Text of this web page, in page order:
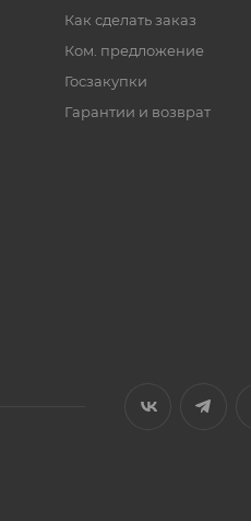
Как сделать заказ
Ком. предложение
Госзакупки
Гарантии и возврат